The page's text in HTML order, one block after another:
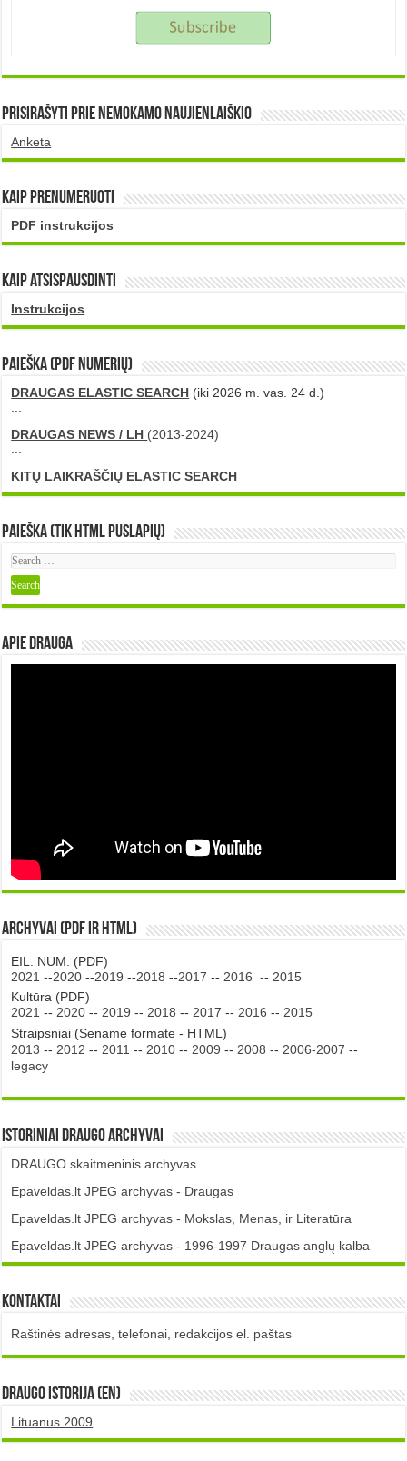
Prisirašyti prie nemokamo naujienlaiškio
Anketa
Kaip prenumeruoti
PDF instrukcijos
Kaip atsispausdinti
Instrukcijos
PAIEŠKA (PDF numerių)
DRAUGAS ELASTIC SEARCH (iki 2026 m. vas. 24 d.)
DRAUGAS NEWS / LH (2013-2024)
KITŲ LAIKRAŠČIŲ ELASTIC SEARCH
Paieška (tik HTML puslapių)
Apie DRAUGA
Archyvai (PDF ir HTML)
EIL. NUM. (PDF)
2021 --2020 --2019 --2018 --2017 -- 2016 -- 2015
Kultūra (PDF)
2021 -- 2020 -- 2019 -- 2018 -- 2017 -- 2016 -- 2015
Straipsniai (Sename formate - HTML)
2013 -- 2012 -- 2011 -- 2010 -- 2009 -- 2008 -- 2006-2007 --
legacy
Istoriniai DRAUGO Archyvai
DRAUGO skaitmeninis archyvas
Epaveldas.lt JPEG archyvas - Draugas
Epaveldas.lt JPEG archyvas - Mokslas, Menas, ir Literatūra
Epaveldas.lt JPEG archyvas - 1996-1997 Draugas anglų kalba
Kontaktai
Raštinės adresas, telefonai, redakcijos el. paštas
DRAUGO istorija (EN)
Lituanus 2009